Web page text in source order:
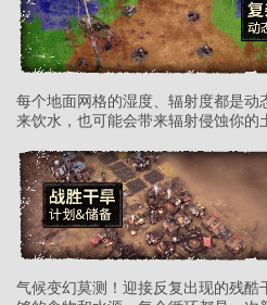
每个地面网格的湿度、辐射度都是动
来饮水，也可能会带来辐射侵蚀你的
气候变幻莫测！迎接反复出现的残酷